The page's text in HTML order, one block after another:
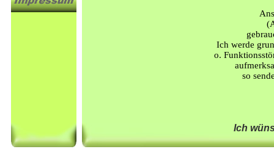
Ich werde
o.
so
Ich